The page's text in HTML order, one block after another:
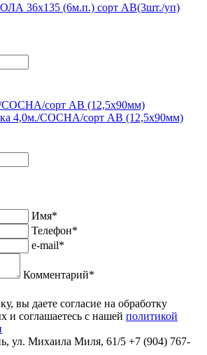
36х135 (6м.п.) сорт АВ(3шт./уп)
4,0м./СОСНА/сорт АВ (12,5х90мм)
Имя*
Телефон*
e-mail*
Комментарий*
вы даете согласие на обработку
и соглашаетесь с нашей политикой
ул. Михаила Миля, 61/5 +7 (904) 767-